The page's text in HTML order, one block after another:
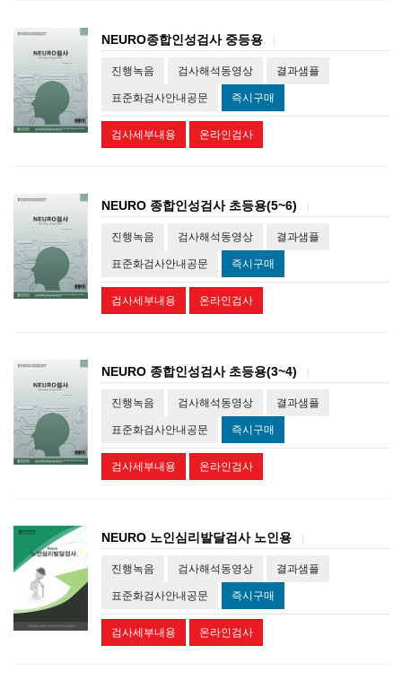
NEURO종합인성검사 중등용
진행녹음 검사해석동영상 결과샘플
표준화검사안내공문 즉시구매
검사세부내용 온라인검사
NEURO 종합인성검사 초등용(5~6)
진행녹음 검사해석동영상 결과샘플
표준화검사안내공문 즉시구매
검사세부내용 온라인검사
NEURO 종합인성검사 초등용(3~4)
진행녹음 검사해석동영상 결과샘플
표준화검사안내공문 즉시구매
검사세부내용 온라인검사
NEURO 노인심리발달검사 노인용
진행녹음 검사해석동영상 결과샘플
표준화검사안내공문 즉시구매
검사세부내용 온라인검사